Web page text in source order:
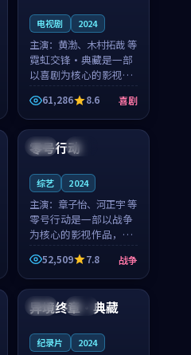
电视剧 2024
主演： 黄渤、木村拓哉 等
霓虹交锋·典藏是一部
以喜剧为核心的影视作
品，围绕危机、反转与
人物成长展开，整体节
奏紧凑，值得推荐观
看。
61,286 8.6 喜剧
美国 院线
零号行动
综艺 2024
主演： 章子怡、河正宇 等
零号行动是一部以战争
为核心的影视作品，围
绕危机、反转与人物成
长展开，整体节奏紧
凑，值得推荐观看。
52,509 7.8 战争
法国 院线
异境终章·典藏
纪录片 2024